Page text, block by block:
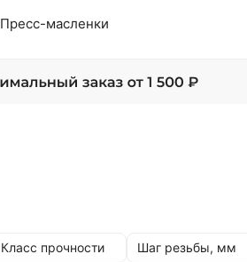
Пресс-масленки
Класс прочности Шаг резьбы, мм